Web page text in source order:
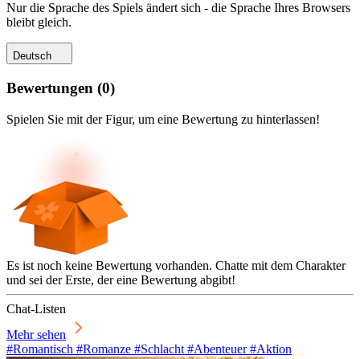
Nur die Sprache des Spiels ändert sich - die Sprache Ihres Browsers
bleibt gleich.
Deutsch
Bewertungen (0)
Spielen Sie mit der Figur, um eine Bewertung zu hinterlassen!
Es ist noch keine Bewertung vorhanden. Chatte mit dem Charakter
und sei der Erste, der eine Bewertung abgibt!
Chat-Listen
Mehr sehen
#Romantisch #Romanze #Schlacht #Abenteuer #Aktion